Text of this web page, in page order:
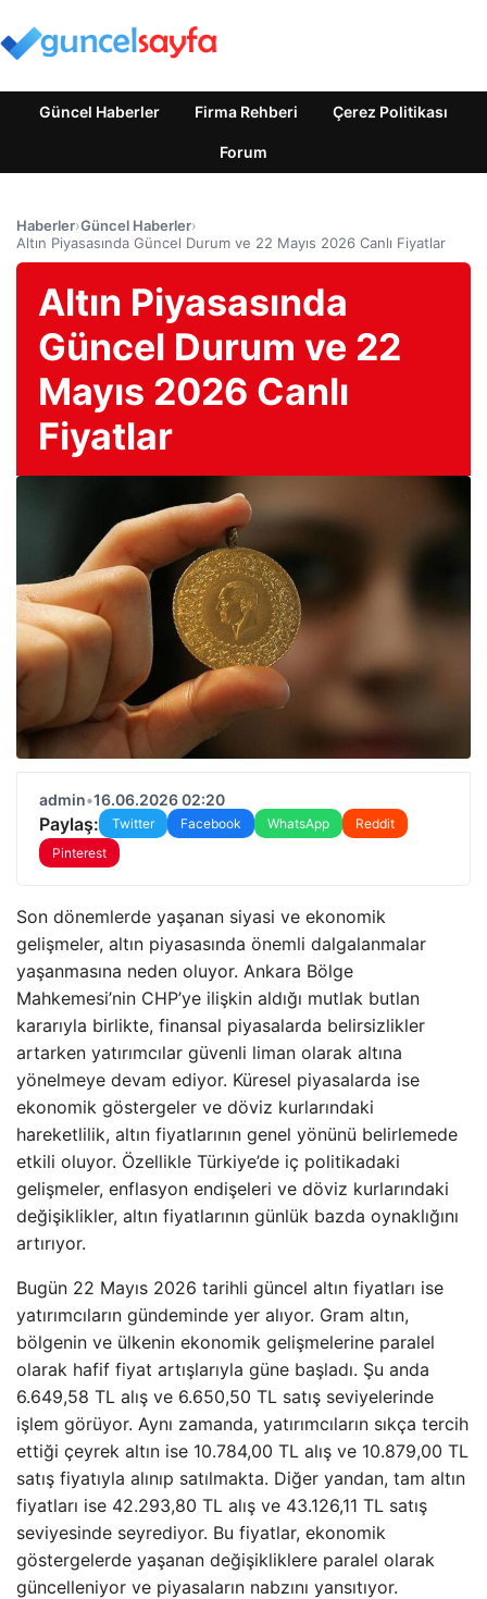
Güncel Haberler Firma Rehberi Çerez Politikası
Forum
Haberler›Güncel Haberler›
Altın Piyasasında Güncel Durum ve 22 Mayıs 2026 Canlı Fiyatlar
Altın Piyasasında
Güncel Durum ve 22
Mayıs 2026 Canlı
Fiyatlar
admin•16.06.2026 02:20
Paylaş: Twitter Facebook WhatsApp
Reddit
Pinterest
Son dönemlerde yaşanan siyasi ve ekonomik
gelişmeler, altın piyasasında önemli dalgalanmalar
yaşanmasına neden oluyor. Ankara Bölge
Mahkemesi’nin CHP’ye ilişkin aldığı mutlak butlan
kararıyla birlikte, finansal piyasalarda belirsizlikler
artarken yatırımcılar güvenli liman olarak altına
yönelmeye devam ediyor. Küresel piyasalarda ise
ekonomik göstergeler ve döviz kurlarındaki
hareketlilik, altın fiyatlarının genel yönünü belirlemede
etkili oluyor. Özellikle Türkiye’de iç politikadaki
gelişmeler, enflasyon endişeleri ve döviz kurlarındaki
değişiklikler, altın fiyatlarının günlük bazda oynaklığını
artırıyor.
Bugün 22 Mayıs 2026 tarihli güncel altın fiyatları ise
yatırımcıların gündeminde yer alıyor. Gram altın,
bölgenin ve ülkenin ekonomik gelişmelerine paralel
olarak hafif fiyat artışlarıyla güne başladı. Şu anda
6.649,58 TL alış ve 6.650,50 TL satış seviyelerinde
işlem görüyor. Aynı zamanda, yatırımcıların sıkça tercih
ettiği çeyrek altın ise 10.784,00 TL alış ve 10.879,00 TL
satış fiyatıyla alınıp satılmakta. Diğer yandan, tam altın
fiyatları ise 42.293,80 TL alış ve 43.126,11 TL satış
seviyesinde seyrediyor. Bu fiyatlar, ekonomik
göstergelerde yaşanan değişikliklere paralel olarak
güncelleniyor ve piyasaların nabzını yansıtıyor.